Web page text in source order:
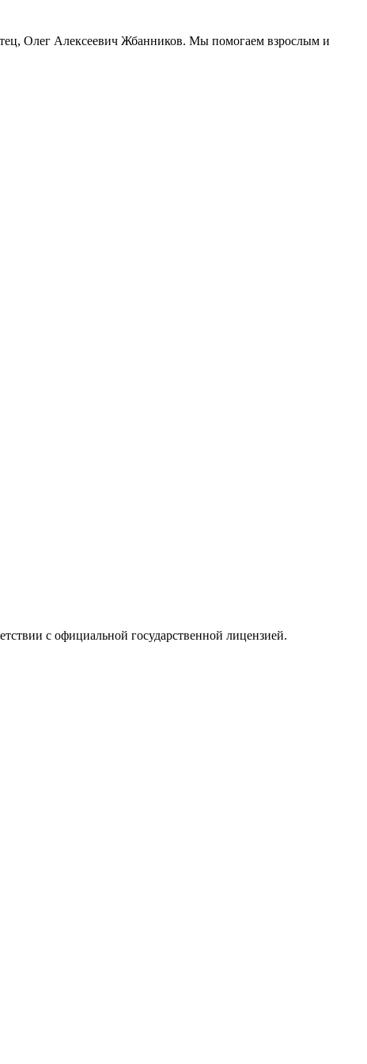
Олег Алексеевич Жбанников. Мы помогаем взрослым и
с официальной государственной лицензией.